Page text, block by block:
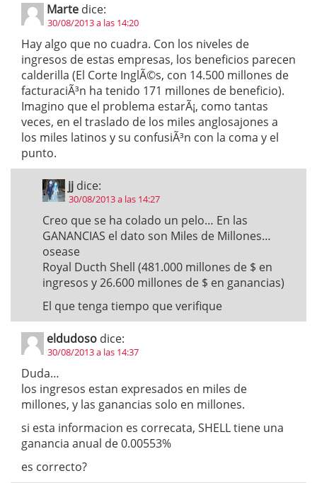
Marte dice:
30/08/2013 a las 14:20
Hay algo que no cuadra. Con los niveles de
ingresos de estas empresas, los beneficios parecen
calderilla (El Corte InglÃ©s, con 14.500 millones de
facturaciÃ³n ha tenido 171 millones de beneficio).
Imagino que el problema estarÃ¡, como tantas
veces, en el traslado de los miles anglosajones a
los miles latinos y su confusiÃ³n con la coma y el
punto.
jj dice:
30/08/2013 a las 14:27
Creo que se ha colado un pelo… En las
GANANCIAS el dato son Miles de Millones…
osease
Royal Ducth Shell (481.000 millones de $ en
ingresos y 26.600 millones de $ en ganancias)
El que tenga tiempo que verifique
eldudoso dice:
30/08/2013 a las 14:37
Duda…
los ingresos estan expresados en miles de
millones, y las ganancias solo en millones.
si esta informacion es correcata, SHELL tiene una
ganancia anual de 0.00553%
es correcto?